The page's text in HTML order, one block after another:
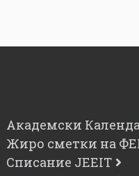
Академски
Жиро сметки на
Списание JEEIT